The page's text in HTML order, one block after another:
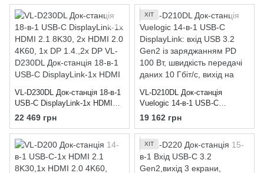
VL-D230DL Док-станція 18-в-1
USB-C DisplayLink-1x HDMI
2.1 8K30, 2x HDMI 2.0 4K60,
1x DP 1.4.,2x DP
22 469 грн
ХІТ
VL-D210DL Док-станція
Vuelogic 14-в-1 USB-C
DisplayLink: вхід USB 3.2
Gen2 із заряджанням PD 100
Вт, швидкість передачі даних
10 Гбіт/с, вихід на подвійний
екран HDMI і DP, 4 порти USB
10 Гбіт/с, Gigabit Ethernet
19 162 грн
ХІТ